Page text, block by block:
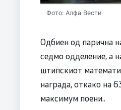
Фото: Алфа Вести
Одбиен од парична
седмо одделение, а
штипскиот
награда, откако на
максимум поени..